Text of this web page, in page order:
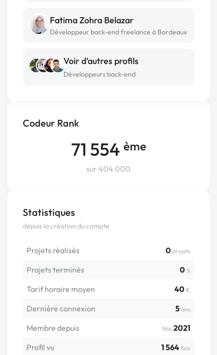
Codeur Rank
71 554 ème
sur 404 000
Statistiques
depuis la création du compte
Projets réalisés 0 projets
Projets terminés 0 %
Tarif horaire moyen 40 €
Dernière connexion 5 ans
Membre depuis Mai 2021
Profil vu
1 564 fois
Fatima Zohra Belazar
Développeur back-end freelance à Bordeaux
Voir d’autres profils
Développeurs back-end